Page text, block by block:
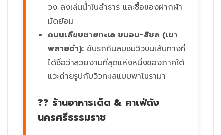
วง ลงเล่นน้ำในลำธาร และซื้อของฝากผ้า
มัดย้อม
ถนนเลียบชายทะเล ขนอม-สิชล (เขา
พลายดำ): ขับรถกินลมชมวิวบนเส้นทางที่
ได้ชื่อว่าสวยงามที่สุดแห่งหนึ่งของภาคใต้
แวะถ่ายรูปกับวิวทะเลแบบพาโนรามา
?? ร้านอาหารเด็ด & คาเฟ่ดัง
นครศรีธรรมราช